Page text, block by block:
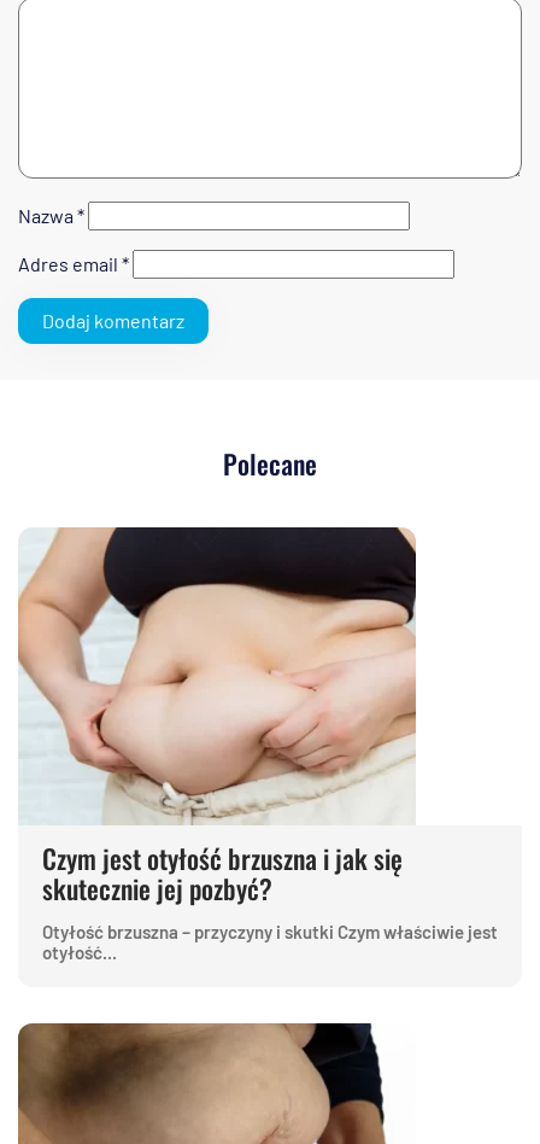
Nazwa *
Adres email *
Polecane
Czym jest otyłość brzuszna i jak się
skutecznie jej pozbyć?
Otyłość brzuszna – przyczyny i skutki Czym właściwie jest
otyłość...